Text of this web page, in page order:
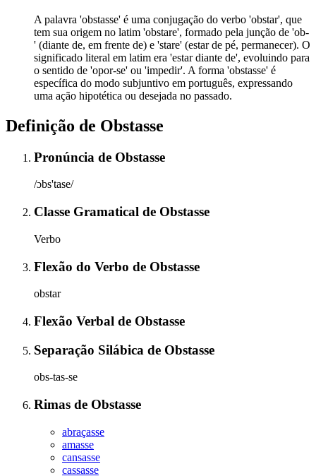
A palavra 'obstasse' é uma conjugação do verbo 'obstar', que
tem sua origem no latim 'obstare', formado pela junção de 'ob-
' (diante de, em frente de) e 'stare' (estar de pé, permanecer). O
significado literal em latim era 'estar diante de', evoluindo para
o sentido de 'opor-se' ou 'impedir'. A forma 'obstasse' é
específica do modo subjuntivo em português, expressando
uma ação hipotética ou desejada no passado.
Definição de Obstasse
Pronúncia de Obstasse
/ɔbs'tase/
Classe Gramatical de Obstasse
Verbo
Flexão do Verbo de Obstasse
obstar
Flexão Verbal de Obstasse
Separação Silábica de Obstasse
obs-tas-se
Rimas de Obstasse
abraçasse
amasse
cansasse
cassasse